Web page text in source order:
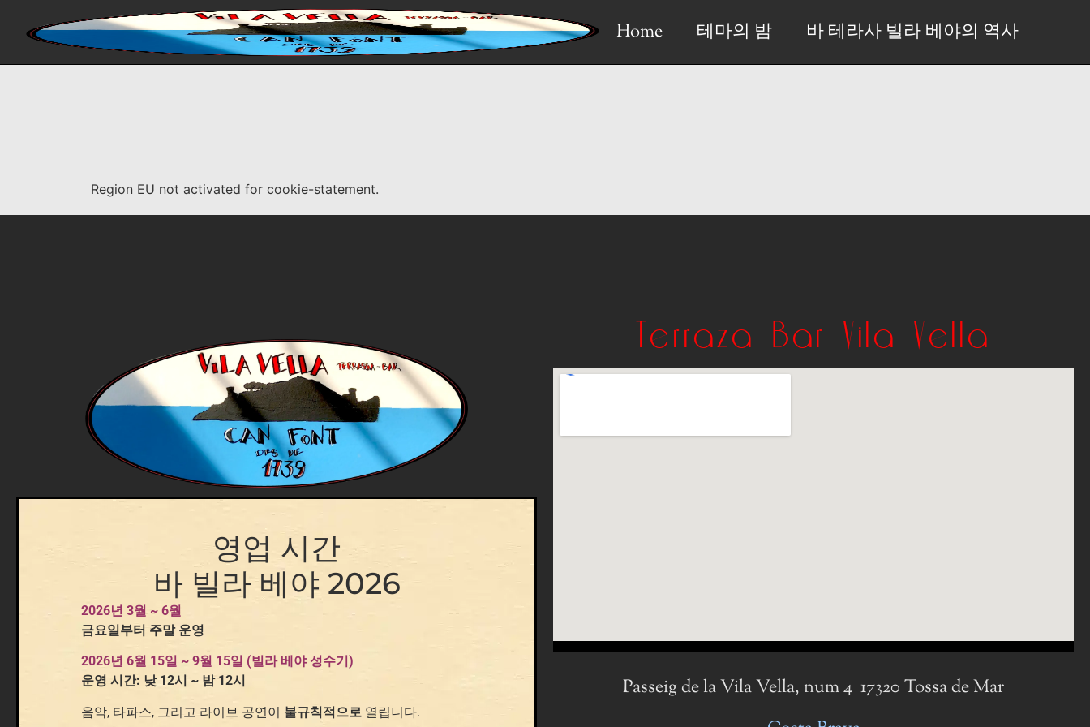
Home 테마의 밤 바 테라사 빌라 베야의 역사
Region EU not activated for cookie-statement.
영업 시간
바 빌라 베야 2026
2026년 3월 ~ 6월
금요일부터 주말 운영
2026년 6월 15일 ~ 9월 15일 (빌라 베야 성수기)
운영 시간: 낮 12시 ~ 밤 12시
음악, 타파스, 그리고 라이브 공연이 불규칙적으로 열립니다.
Terraza Bar Vila Vella
Passeig de la Vila Vella, num 4 17320 Tossa de Mar